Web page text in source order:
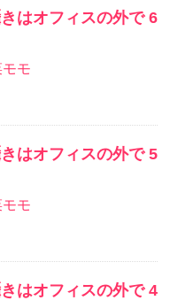
はオフィスの外で 6
モ
はオフィスの外で 5
モ
はオフィスの外で 4